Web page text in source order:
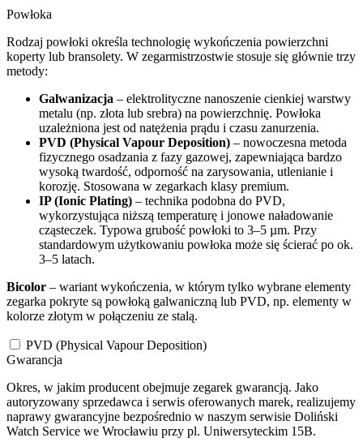
Powłoka
Rodzaj powłoki określa technologię wykończenia powierzchni
koperty lub bransolety. W zegarmistrzostwie stosuje się głównie trzy
metody:
Galwanizacja – elektrolityczne nanoszenie cienkiej warstwy
metalu (np. złota lub srebra) na powierzchnię. Powłoka
uzależniona jest od natężenia prądu i czasu zanurzenia.
PVD (Physical Vapour Deposition) – nowoczesna metoda
fizycznego osadzania z fazy gazowej, zapewniająca bardzo
wysoką twardość, odporność na zarysowania, utlenianie i
korozję. Stosowana w zegarkach klasy premium.
IP (Ionic Plating) – technika podobna do PVD,
wykorzystująca niższą temperaturę i jonowe naładowanie
cząsteczek. Typowa grubość powłoki to 3–5 µm. Przy
standardowym użytkowaniu powłoka może się ścierać po ok.
3–5 latach.
Bicolor – wariant wykończenia, w którym tylko wybrane elementy
zegarka pokryte są powłoką galwaniczną lub PVD, np. elementy w
kolorze złotym w połączeniu ze stalą.
PVD (Physical Vapour Deposition)
Gwarancja
Okres, w jakim producent obejmuje zegarek gwarancją. Jako
autoryzowany sprzedawca i serwis oferowanych marek, realizujemy
naprawy gwarancyjne bezpośrednio w naszym serwisie Doliński
Watch Service we Wrocławiu przy pl. Uniwersyteckim 15B.